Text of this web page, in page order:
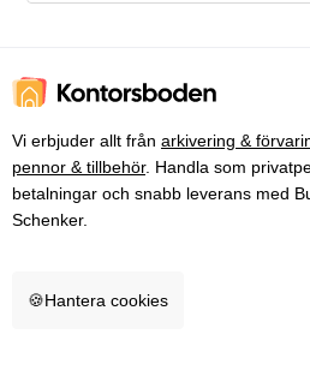
Vi erbjuder allt från arkivering &
pennor & tillbehör. Handla som
betalningar och snabb leverans med
Schenker.
🍪Hantera cookies